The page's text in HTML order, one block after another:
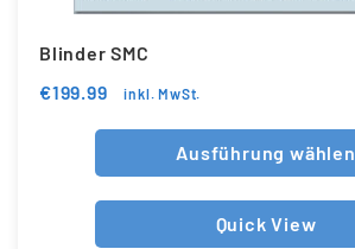
Blinder SMC
€199.99 inkl. MwSt.
Ausführung wählen
Quick View